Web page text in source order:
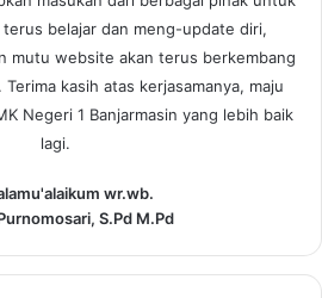
belajar dan meng-update diri,
mutu website akan terus berkembang
kasih atas kerjasamanya, maju
Negeri 1 Banjarmasin yang lebih baik
lagi.
wr.wb.
S.Pd M.Pd